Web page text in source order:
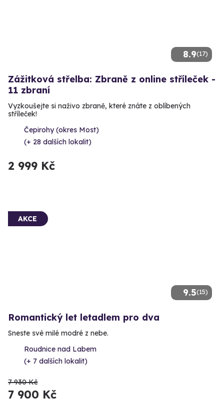
8.9(17)
Zážitková střelba: Zbraně z online stříleček -
11 zbraní
Vyzkoušejte si naživo zbraně, které znáte z oblíbených
stříleček!
Čepirohy (okres Most)
(+ 28 dalších lokalit)
2 999 Kč
9.5(15)
AKCE
Romantický let letadlem pro dva
Sneste své milé modré z nebe.
Roudnice nad Labem
(+ 7 dalších lokalit)
7 930 Kč
7 900 Kč